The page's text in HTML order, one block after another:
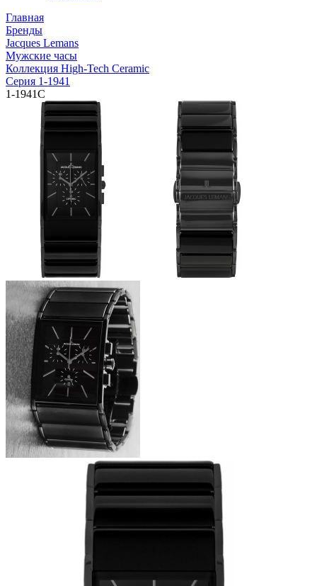
Главная
Бренды
Jacques Lemans
Мужские часы
Коллекция High-Tech Ceramic
Серия 1-1941
1-1941C